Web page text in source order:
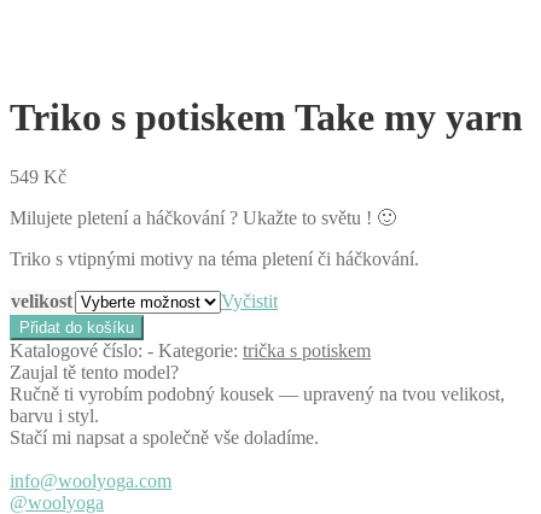
Triko s potiskem Take my yarn
549 Kč
Milujete pletení a háčkování ? Ukažte to světu ! 🙂
Triko s vtipnými motivy na téma pletení či háčkování.
velikost
Vyčistit
Triko
s
potiskem
Take
my
yarn
Přidat do košíku
Katalogové číslo: - Kategorie: trička s potiskem
Zaujal tě tento model?
Ručně ti vyrobím podobný kousek — upravený na tvou velikost,
barvu i styl.
Stačí mi napsat a společně vše doladíme.
info@woolyoga.com
@woolyoga